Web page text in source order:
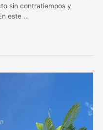
sin contratiempos y
este …